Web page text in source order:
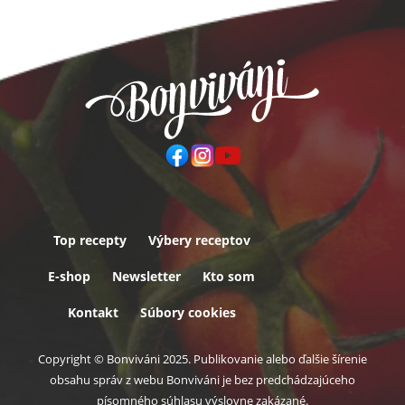
Päta
Top recepty Výbery receptov
E-shop Newsletter Kto som
Kontakt Súbory cookies
Copyright © Bonviváni 2025. Publikovanie alebo ďalšie šírenie
obsahu správ z webu Bonviváni je bez predchádzajúceho
písomného súhlasu výslovne zakázané.